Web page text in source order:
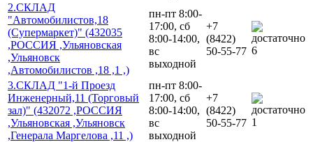
2.СКЛАД
"Автомобилистов,18
(Супермаркет)" (432035
,РОССИЯ ,Ульяновская
,Ульяновск
,Автомобилистов ,18 ,1 ,)
пн-пт 8:00-
17:00, сб
8:00-14:00,
вс
выходной
+7
(8422)
50-55-77 6
3.СКЛАД "1-й Проезд
Инженерный,11 (Торговый
зал)" (432072 ,РОССИЯ
,Ульяновская ,Ульяновск
,Генерала Маргелова ,11 ,)
пн-пт 8:00-
17:00, сб
8:00-14:00,
вс
выходной
+7
(8422)
50-55-77 1